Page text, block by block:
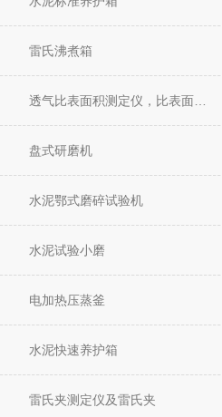
雷氏沸煮箱
盘式研磨机
水泥鄂式磨碎试验机
水泥试验小磨
电加热压蒸釜
水泥快速养护箱
雷氏夹测定仪及雷氏夹